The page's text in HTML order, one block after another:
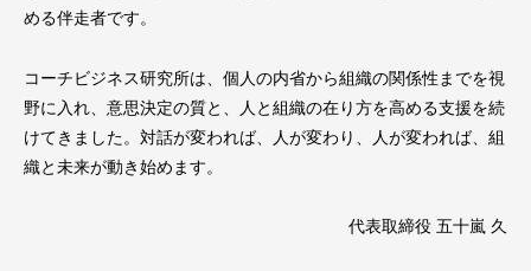
める伴走者です。
コーチビジネス研究所は、個人の内省から組織の関係性までを視
野に入れ、意思決定の質と、人と組織の在り方を高める支援を続
けてきました。対話が変われば、人が変わり、人が変われば、組
織と未来が動き始めます。
代表取締役 五十嵐 久